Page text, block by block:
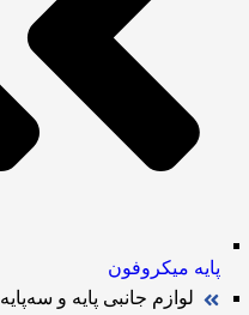
پایه میکروفون
لوازم جانبی پایه و سه‌پایه